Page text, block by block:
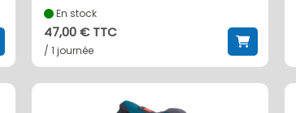
En stock
47,00 € TTC
/ 1 journée